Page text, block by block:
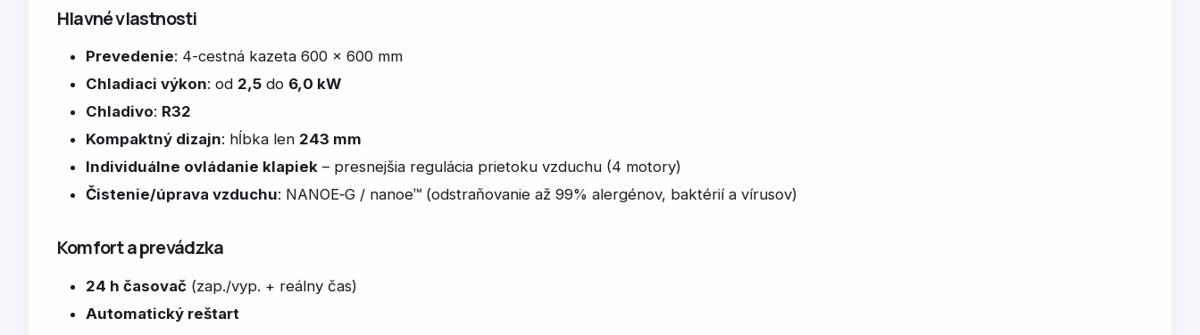
Hlavné vlastnosti
Prevedenie: 4-cestná kazeta 600 × 600 mm
Chladiaci výkon: od 2,5 do 6,0 kW
Chladivo: R32
Kompaktný dizajn: hĺbka len 243 mm
Individuálne ovládanie klapiek – presnejšia regulácia prietoku vzduchu (4 motory)
Čistenie/úprava vzduchu: NANOE‑G / nanoe™ (odstraňovanie až 99% alergénov, baktérií a vírusov)
Komfort a prevádzka
24 h časovač (zap./vyp. + reálny čas)
Automatický reštart